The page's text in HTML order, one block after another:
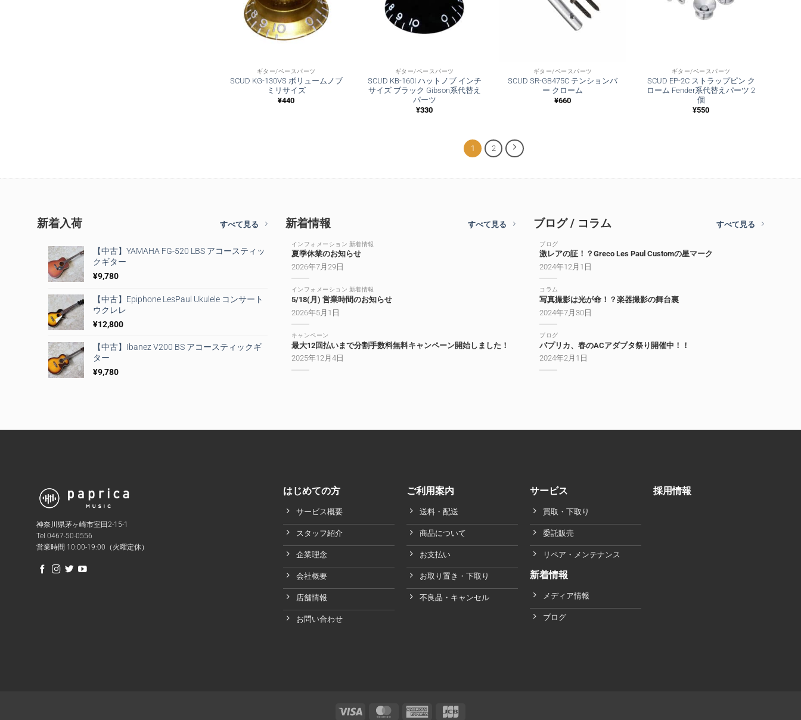
ギター/ベースパーツ
SCUD KG-130VS ボリュームノブ
ミリサイズ
¥440
ギター/ベースパーツ
SCUD KB-160I ハットノブ インチ
サイズ ブラック Gibson系代替え
パーツ
¥330
ギター/ベースパーツ
SCUD SR-GB475C テンションバ
ー クローム
¥660
ギター/ベースパーツ
SCUD EP-2C ストラップピン ク
ローム Fender系代替えパーツ 2
個
¥550
1 2
新着入荷 すべて見る
【中古】YAMAHA FG-520 LBS アコースティッ
クギター
¥9,780
【中古】Epiphone LesPaul Ukulele コンサート
ウクレレ
¥12,800
【中古】Ibanez V200 BS アコースティックギ
ター
¥9,780
新着情報 すべて見る
インフォメーション 新着情報
夏季休業のお知らせ
2026年7月29日
インフォメーション 新着情報
5/18(月) 営業時間のお知らせ
2026年5月1日
キャンペーン
最大12回払いまで分割手数料無料キャンペーン開始しました！
2025年12月4日
ブログ / コラム すべて見る
ブログ
激レアの証！？Greco Les Paul Customの星マーク
2024年12月1日
コラム
写真撮影は光が命！？楽器撮影の舞台裏
2024年7月30日
ブログ
パプリカ、春のACアダプタ祭り開催中！！
2024年2月1日
神奈川県茅ヶ崎市室田2-15-1
Tel 0467-50-0556
営業時間 10:00-19:00（火曜定休）
はじめての方
サービス概要
スタッフ紹介
企業理念
会社概要
店舗情報
お問い合わせ
ご利用案内
送料・配送
商品について
お支払い
お取り置き・下取り
不良品・キャンセル
サービス
買取・下取り
委託販売
リペア・メンテナンス
新着情報
メディア情報
ブログ
採用情報
Visa MasterCard American